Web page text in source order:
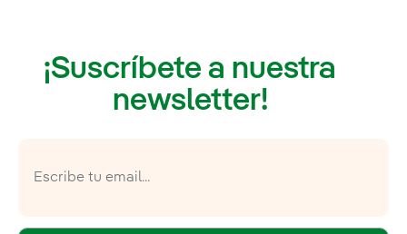
¡Suscríbete a nuestra
newsletter!